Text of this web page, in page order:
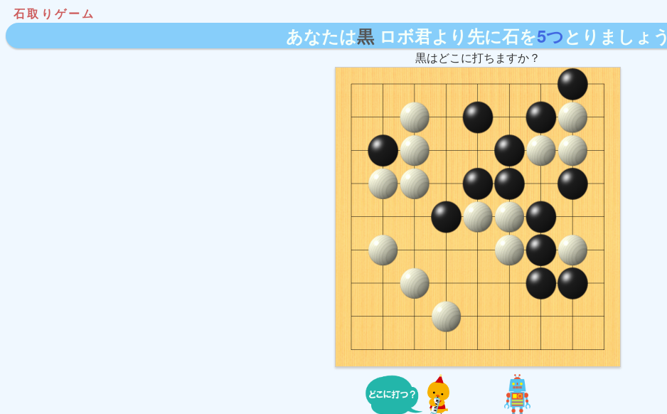
石取りゲーム
あなたは黒ロボ君より先に石を5つとりましょう
黒はどこに打ちますか？